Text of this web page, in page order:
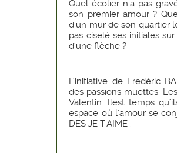
Quel écolier n'a pas
son premier amour ?
d'un mur de son quartier
pas ciselé ses initiales
d'une flèche ?
L'initiative de Frédéric
des passions muettes.
Valentin. Ilest temps
espace où l'amour se
DES JE T'AIME .